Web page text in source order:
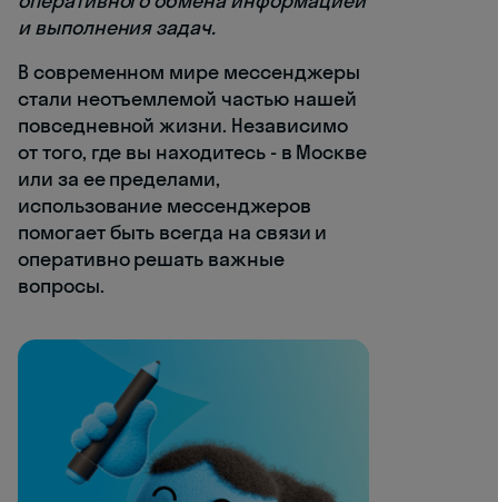
и выполнения задач.
В современном мире мессенджеры
стали неотъемлемой частью нашей
повседневной жизни. Независимо
от того, где вы находитесь - в Москве
или за ее пределами,
использование мессенджеров
помогает быть всегда на связи и
оперативно решать важные
вопросы.